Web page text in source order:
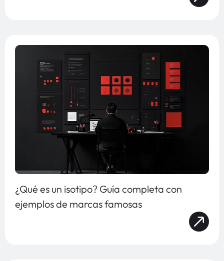
¿Qué es un isotipo? Guía completa con
ejemplos de marcas famosas